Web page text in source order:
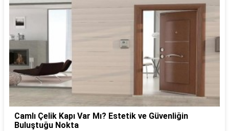
Camlı Çelik Kapı Var Mı? Estetik ve Güvenliğin
Buluştuğu Nokta